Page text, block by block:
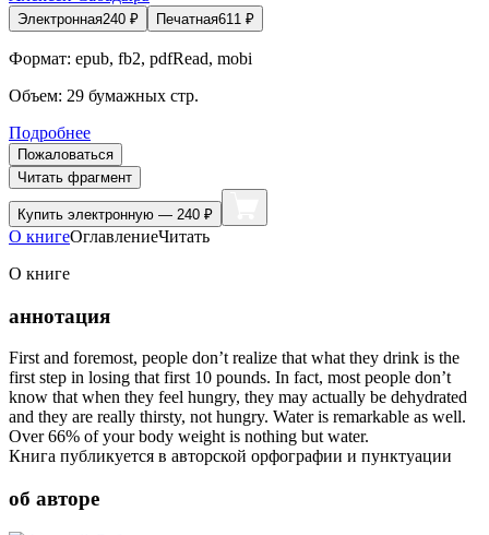
Электронная240 ₽ Печатная611 ₽
Формат: epub, fb2, pdfRead, mobi
Объем: 29 бумажных стр.
Подробнее
Пожаловаться
Читать фрагмент
Купить электронную — 240 ₽
О книгеОглавлениеЧитать
О книге
аннотация
First and foremost, people don’t realize that what they drink is the
first step in losing that first 10 pounds. In fact, most people don’t
know that when they feel hungry, they may actually be dehydrated
and they are really thirsty, not hungry. Water is remarkable as well.
Over 66% of your body weight is nothing but water.
Книга публикуется в авторской орфографии и пунктуации
об авторе